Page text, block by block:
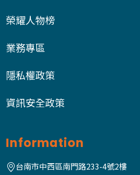
榮耀人物榜
業務專區
隱私權政策
資訊安全政策
Information
台南市中西區南門路233-4號2樓